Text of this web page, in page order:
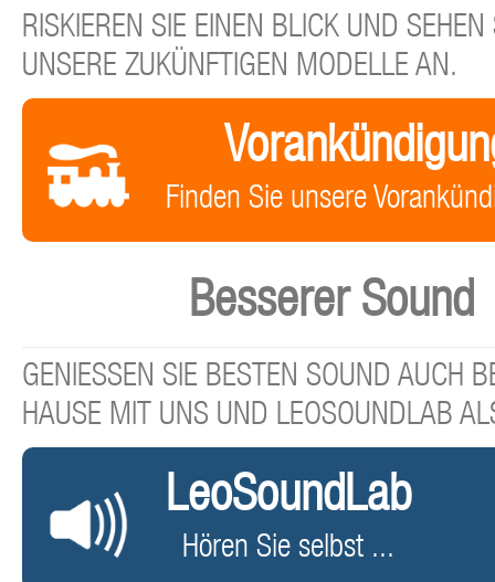
RISKIEREN SIE EINEN BLICK UND SEHEN
UNSERE ZUKÜNFTIGEN MODELLE AN.
Finden Sie unsere
Besserer Sound
GENIESSEN SIE BESTEN SOUND AUCH
HAUSE MIT UNS UND LEOSOUNDLAB
LeoSoundLab
Hören Sie selbst ...